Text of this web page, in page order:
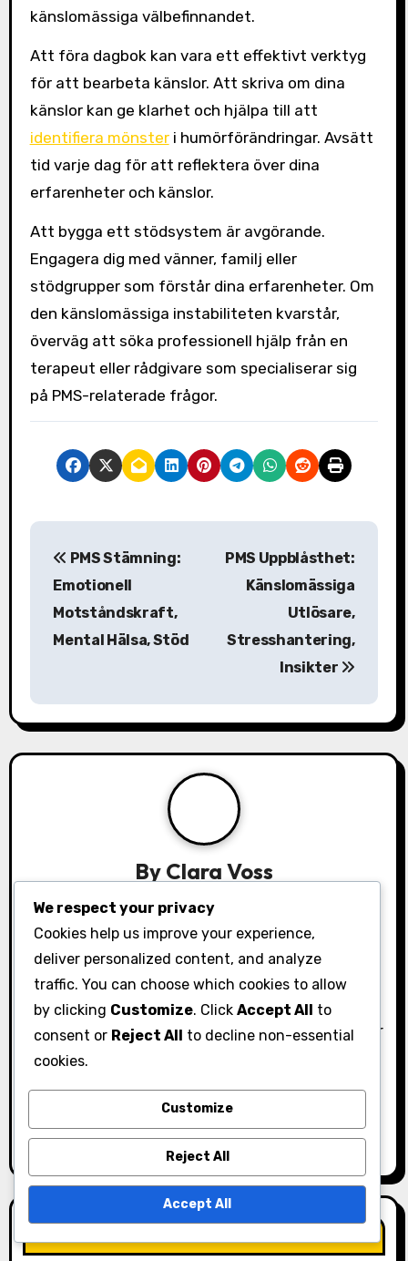
känslomässiga välbefinnandet.
Att föra dagbok kan vara ett effektivt verktyg
för att bearbeta känslor. Att skriva om dina
känslor kan ge klarhet och hjälpa till att
identifiera mönsteri humörförändringar. Avsätt
tid varje dag för att reflektera över dina
erfarenheter och känslor.
Att bygga ett stödsystem är avgörande.
Engagera dig med vänner, familj eller
stödgrupper som förstår dina erfarenheter. Om
den känslomässiga instabiliteten kvarstår,
överväg att söka professionell hjälp från en
terapeut eller rådgivare som specialiserar sig
på PMS-relaterade frågor.
P
a
v
a
t
i
o
n
PMS Stämning:
Emotionell
Motståndskraft,
Mental Hälsa, Stöd
PMS Uppblåsthet:
Känslomässiga
Utlösare,
Stresshantering,
Insikter
By Clara Voss
Clara Voss är en wellnessförespråkare och
författare som är dedikerad till att hjälpa kvinnor
att navigera genom komplexiteten i sina
menstruationscykler. Med en bakgrund inom
holistisk hälsa delar hon insikter om PMS-
uppsvällning och humörhantering, vilket ger kvinnor
över 30 möjlighet att omfamna sina kroppar och
att förståelsen för sin egen kropp är nyckeln till ett
lyckligare och hälsosammare liv.
We respect your privacy
Cookies help us improve your experience,
deliver personalized content, and analyze
traffic. You can choose which cookies to allow
by clicking Customize. Click Accept All to
consent or Reject All to decline non-essential
cookies.
Customize
Reject All
Accept All